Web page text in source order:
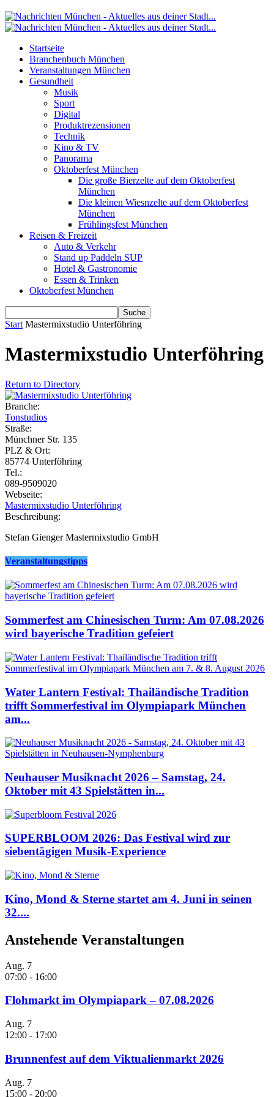
Startseite
Branchenbuch München
Veranstaltungen München
Gesundheit
Musik
Sport
Digital
Produktrezensionen
Technik
Kino & TV
Panorama
Oktoberfest München
Die große Bierzelte auf dem Oktoberfest
München
Die kleinen Wiesnzelte auf dem Oktoberfest
München
Frühlingsfest München
Reisen & Freizeit
Auto & Verkehr
Stand up Paddeln SUP
Hotel & Gastronomie
Essen & Trinken
Oktoberfest München
Start Mastermixstudio Unterföhring
Mastermixstudio Unterföhring
Return to Directory
Branche:
Tonstudios
Straße:
Münchner Str. 135
PLZ & Ort:
85774 Unterföhring
Tel.:
089-9509020
Webseite:
Mastermixstudio Unterföhring
Beschreibung:
Stefan Gienger Mastermixstudio GmbH
Veranstaltungstipps
Sommerfest am Chinesischen Turm: Am 07.08.2026
wird bayerische Tradition gefeiert
Water Lantern Festival: Thailändische Tradition
trifft Sommerfestival im Olympiapark München
am...
Neuhauser Musiknacht 2026 – Samstag, 24.
Oktober mit 43 Spielstätten in...
SUPERBLOOM 2026: Das Festival wird zur
siebentägigen Musik-Experience
Kino, Mond & Sterne startet am 4. Juni in seinen
32....
Anstehende Veranstaltungen
Aug. 7
07:00 - 16:00
Flohmarkt im Olympiapark – 07.08.2026
Aug. 7
12:00 - 17:00
Brunnenfest auf dem Viktualienmarkt 2026
Aug. 7
15:00 - 20:00